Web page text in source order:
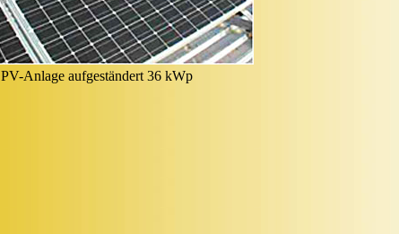
PV-Anlage aufgeständert 36 kWp